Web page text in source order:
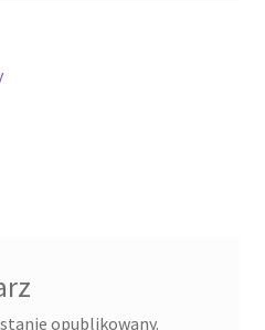
opublikowany.